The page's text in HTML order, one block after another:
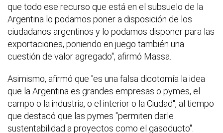
que todo ese recurso que está en el subsuelo de la
Argentina lo podamos poner a disposición de los
ciudadanos argentinos y lo podamos disponer para las
exportaciones, poniendo en juego también una
cuestión de valor agregado", afirmó Massa.
Asimismo, afirmó que "es una falsa dicotomía la idea
que la Argentina es grandes empresas o pymes, el
campo o la industria, o el interior o la Ciudad", al tiempo
que destacó que las pymes "permiten darle
sustentabilidad a proyectos como el gasoducto".